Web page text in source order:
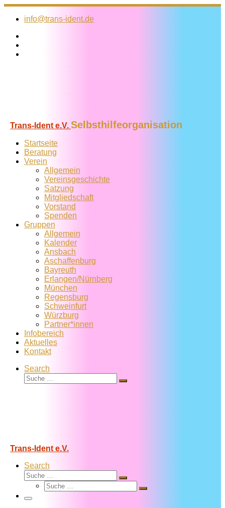
Zum
Inhalt
info@trans-ident.de
Trans-Ident e.V. Selbsthilfeorganisation
Startseite
Beratung
Verein
Allgemein
Vereins­geschichte
Satzung
Mitglied­schaft
Vorstand
Spenden
Gruppen
Allgemein
Kalender
Ansbach
Aschaffenburg
Bayreuth
Erlangen/Nürnberg
München
Regensburg
Schweinfurt
Würzburg
Partner*innen
Infobereich
Aktuelles
Kontakt
Search
Suche
Suche
Trans-Ident e.V.
Search
Suche
Suche
Suche
Suche
Menü